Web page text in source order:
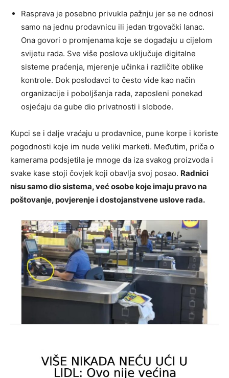
Rasprava je posebno privukla pažnju jer se ne odnosi
samo na jednu prodavnicu ili jedan trgovački lanac.
Ona govori o promjenama koje se događaju u cijelom
svijetu rada. Sve više poslova uključuje digitalne
sisteme praćenja, mjerenje učinka i različite oblike
kontrole. Dok poslodavci to često vide kao način
organizacije i poboljšanja rada, zaposleni ponekad
osjećaju da gube dio privatnosti i slobode.
Kupci se i dalje vraćaju u prodavnice, pune korpe i koriste
pogodnosti koje im nude veliki marketi. Međutim, priča o
kamerama podsjetila je mnoge da iza svakog proizvoda i
svake kase stoji čovjek koji obavlja svoj posao. Radnici
nisu samo dio sistema, već osobe koje imaju pravo na
poštovanje, povjerenje i dostojanstvene uslove rada.